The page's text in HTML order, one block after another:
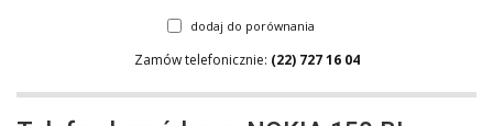
dodaj do porównania
Zamów telefonicznie: (22) 727 16 04